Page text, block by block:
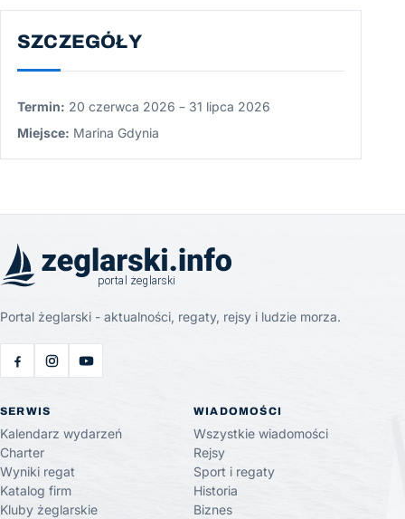
SZCZEGÓŁY
Termin: 20 czerwca 2026 – 31 lipca 2026
Miejsce: Marina Gdynia
Portal żeglarski - aktualności, regaty, rejsy i ludzie morza.
SERWIS
Kalendarz wydarzeń
Charter
Wyniki regat
Katalog firm
Kluby żeglarskie
WIADOMOŚCI
Wszystkie wiadomości
Rejsy
Sport i regaty
Historia
Biznes